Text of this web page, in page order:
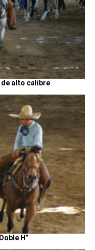
de alto calibre
H”